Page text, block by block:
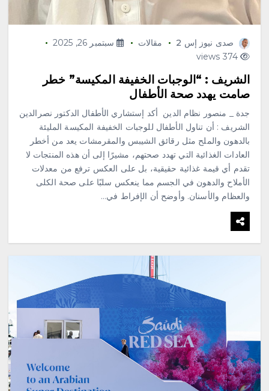
صدى نيوز إس 2 مقالات
سبتمبر 26, 2025
374 views
الشريف : “الوجبات الخفيفة المكيسة” خطر
صامت يهدد صحة الأطفال
جدة _ منصور نظام الدين أكد إستشاري الأطفال الدكتور نصرالدين
الشريف : أن تناول الأطفال للوجبات الخفيفة المكيسة المليئة
بالدهون والملح مثل رقائق الشيبس والمقرمشات يعد من أخطر
العادات الغذائية التي تهدد صحتهم، مشيرًا إلى أن هذه المنتجات لا
تقدم أي قيمة غذائية حقيقية، بل على العكس ترفع من معدلات
الأملاح والدهون في الجسم مما ينعكس سلبًا على صحة الكلى
والعظام والأسنان. وأوضح أن الإفراط في…